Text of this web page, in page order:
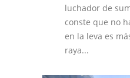
luchador de
conste que no
en la leva es
raya...